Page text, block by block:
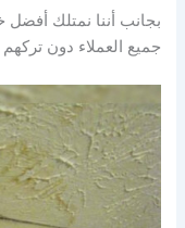
بجانب أننا نمتلك أفضل
جميع العملاء دون تركهم